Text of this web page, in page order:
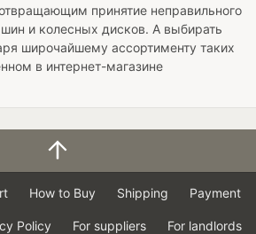
принятие неправильного
и колесных дисков. А выбирать
широчайшему ассортименту таких
в интернет-магазине
How to Buy Shipping Payment
Policy For suppliers For landlords